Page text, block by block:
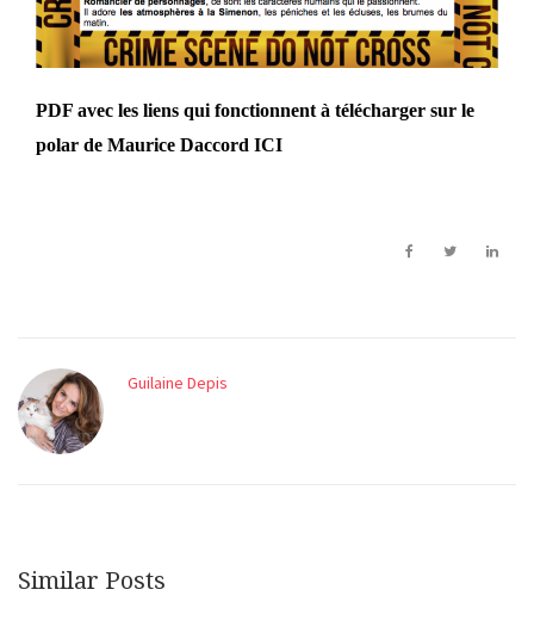
PDF avec les liens qui fonctionnent à télécharger sur le
polar de Maurice Daccord ICI
Guilaine Depis
Similar Posts